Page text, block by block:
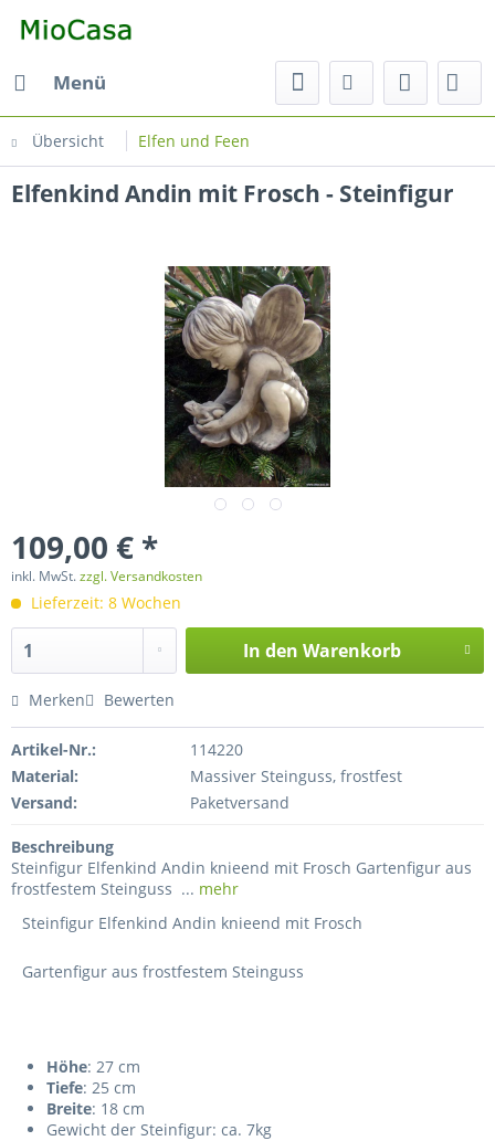
Menü
Übersicht Elfen und Feen
Elfenkind Andin mit Frosch - Steinfigur
109,00 € *
inkl. MwSt.zzgl. Versandkosten
Lieferzeit: 8 Wochen
In den Warenkorb
Merken Bewerten
Artikel-Nr.:
114220
Material:
Massiver Steinguss, frostfest
Versand:
Paketversand
Beschreibung
Steinfigur Elfenkind Andin knieend mit Frosch Gartenfigur aus
frostfestem Steinguss ... mehr
Steinfigur Elfenkind Andin knieend mit Frosch
Gartenfigur aus frostfestem Steinguss
Höhe: 27 cm
Tiefe: 25 cm
Breite: 18 cm
Gewicht der Steinfigur: ca. 7kg